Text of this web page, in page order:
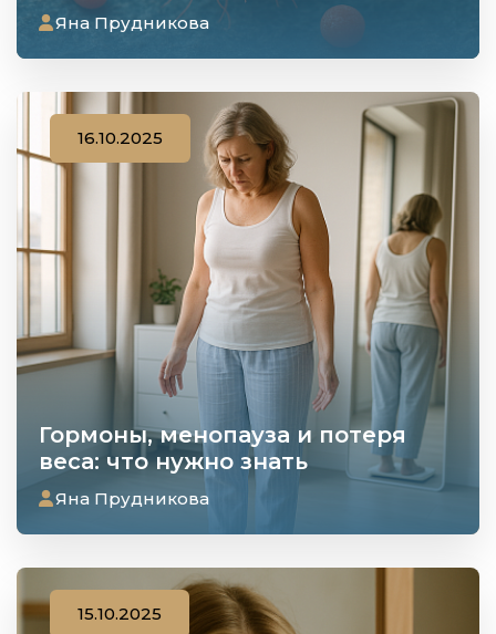
Яна Прудникова
Гормоны, менопауза и потеря
веса: что нужно знать
16.10.2025
Яна Прудникова
15.10.2025